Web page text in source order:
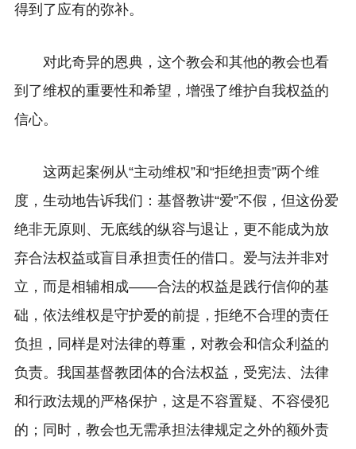
得到了应有的弥补。
对此奇异的恩典，这个教会和其他的教会也看
到了维权的重要性和希望，增强了维护自我权益的
信心。
这两起案例从“主动维权”和“拒绝担责”两个维
度，生动地告诉我们：基督教讲“爱”不假，但这份爱
绝非无原则、无底线的纵容与退让，更不能成为放
弃合法权益或盲目承担责任的借口。爱与法并非对
立，而是相辅相成——合法的权益是践行信仰的基
础，依法维权是守护爱的前提，拒绝不合理的责任
负担，同样是对法律的尊重，对教会和信众利益的
负责。我国基督教团体的合法权益，受宪法、法律
和行政法规的严格保护，这是不容置疑、不容侵犯
的；同时，教会也无需承担法律规定之外的额外责